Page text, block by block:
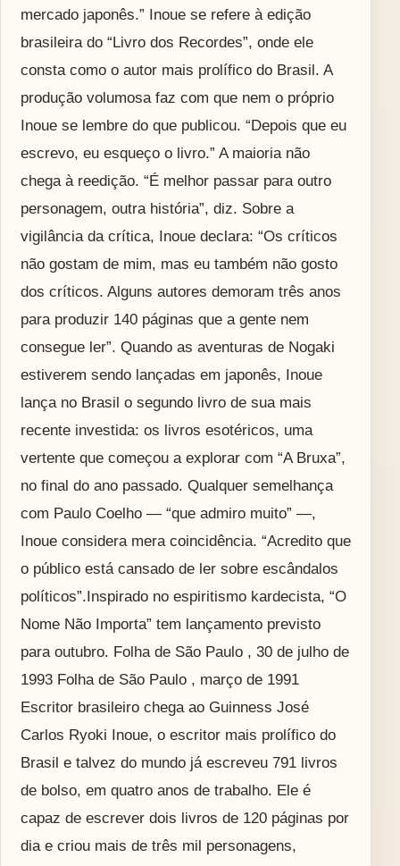
mercado japonês.” Inoue se refere à edição
brasileira do “Livro dos Recordes”, onde ele
consta como o autor mais prolífico do Brasil. A
produção volumosa faz com que nem o próprio
Inoue se lembre do que publicou. “Depois que eu
escrevo, eu esqueço o livro.” A maioria não
chega à reedição. “É melhor passar para outro
personagem, outra história”, diz. Sobre a
vigilância da crítica, Inoue declara: “Os críticos
não gostam de mim, mas eu também não gosto
dos críticos. Alguns autores demoram três anos
para produzir 140 páginas que a gente nem
consegue ler”. Quando as aventuras de Nogaki
estiverem sendo lançadas em japonês, Inoue
lança no Brasil o segundo livro de sua mais
recente investida: os livros esotéricos, uma
vertente que começou a explorar com “A Bruxa”,
no final do ano passado. Qualquer semelhança
com Paulo Coelho — “que admiro muito” —,
Inoue considera mera coincidência. “Acredito que
o público está cansado de ler sobre escândalos
políticos”.Inspirado no espiritismo kardecista, “O
Nome Não Importa” tem lançamento previsto
para outubro. Folha de São Paulo , 30 de julho de
1993 Folha de São Paulo , março de 1991
Escritor brasileiro chega ao Guinness José
Carlos Ryoki Inoue, o escritor mais prolífico do
Brasil e talvez do mundo já escreveu 791 livros
de bolso, em quatro anos de trabalho. Ele é
capaz de escrever dois livros de 120 páginas por
dia e criou mais de três mil personagens,